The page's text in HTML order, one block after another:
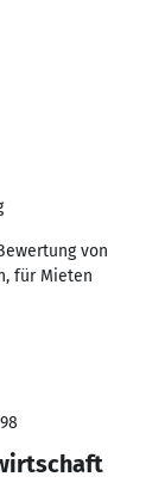
von
für Mieten